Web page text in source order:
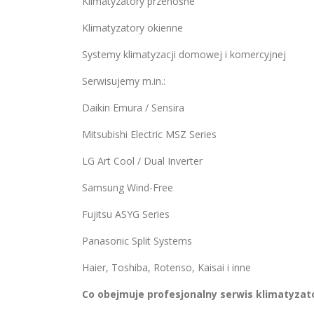
Klimatyzatory okienne
Systemy klimatyzacji domowej i komercyjnej
Serwisujemy m.in.:
Daikin Emura / Sensira
Mitsubishi Electric MSZ Series
LG Art Cool / Dual Inverter
Samsung Wind-Free
Fujitsu ASYG Series
Panasonic Split Systems
Haier, Toshiba, Rotenso, Kaisai i inne
Co obejmuje profesjonalny serwis